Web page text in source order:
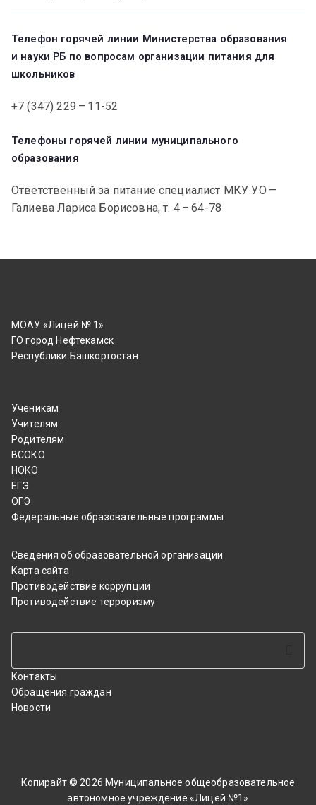
Телефон горячей линии Министерства образования
и науки РБ по вопросам организации питания для
школьников
+7 (347) 229 – 11-52
Телефоны горячей линии муниципального
образования
Ответственный за питание специалист МКУ УО —
Галиева Лариса Борисовна, т. 4 – 64-78
МОАУ «Лицей № 1»
ГО город Нефтекамск
Республики Башкортостан
Ученикам
Учителям
Родителям
ВСОКО
НОКО
ЕГЭ
ОГЭ
Федеральные образовательные программы
Сведения об образовательной организации
Карта сайта
Противодействие коррупции
Противодействие терроризму
Контакты
Обращения граждан
Новости
Копирайт © 2026 Муниципальное общеобразовательное
автономное учреждение «Лицей №1»